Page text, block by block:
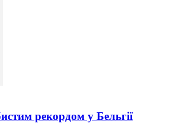
рекордом у Бельгії